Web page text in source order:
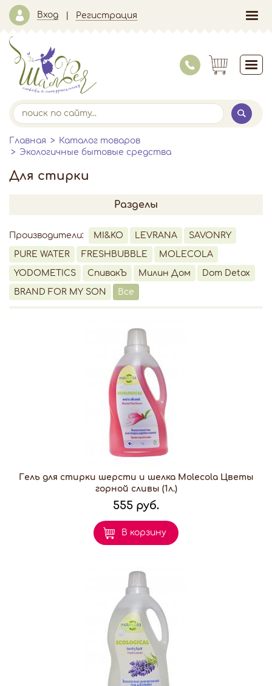
Вход Регистрация
Главная
Каталог товаров
Экологичные бытовые средства
Для стирки
Разделы
Производители: MI&KO LEVRANA SAVONRY
PURE WATER FRESHBUBBLE MOLECOLA
YODOMETICS СпивакЪ Милин Дом Dom Detox
BRAND FOR MY SON Все
Гель для стирки шерсти и шелка Molecola Цветы
горной сливы (1л.)
555 руб.
В корзину